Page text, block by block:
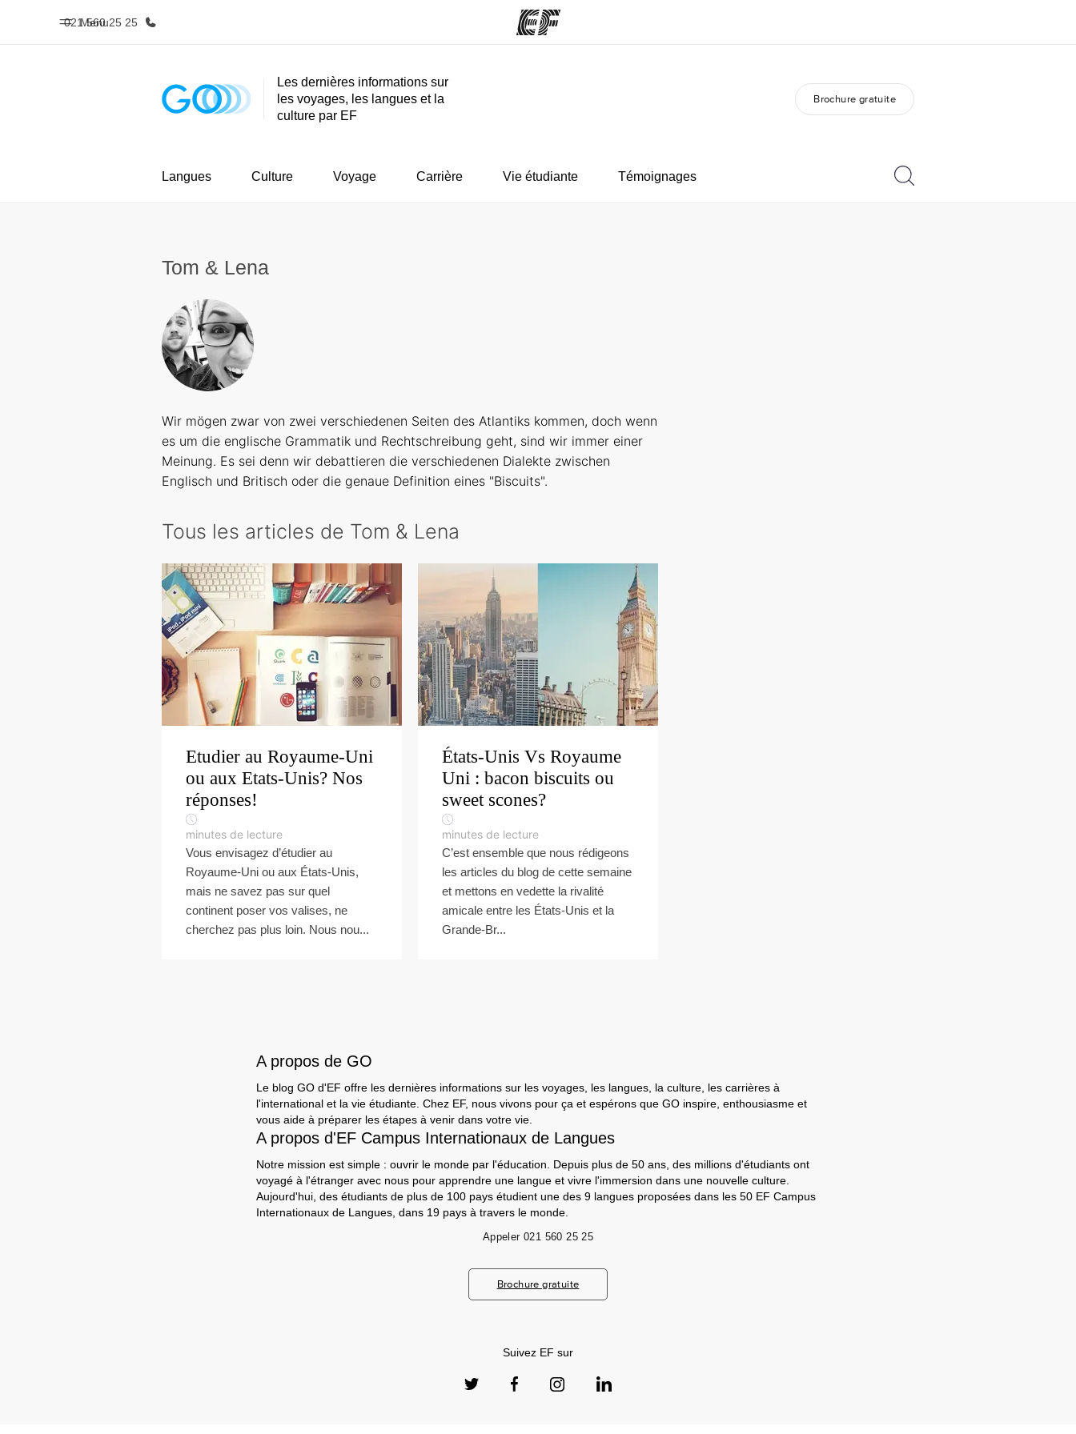
Menu
021 560 25 25
Accueil Programmes
Nos offres
EF recrute
Les dernières informations sur
les voyages, les langues et la
culture par EF
Brochure gratuite
Langues Culture Voyage Carrière Vie étudiante Témoignages
Tom & Lena
Wir mögen zwar von zwei verschiedenen Seiten des Atlantiks kommen, doch wenn
es um die englische Grammatik und Rechtschreibung geht, sind wir immer einer
Meinung. Es sei denn wir debattieren die verschiedenen Dialekte zwischen
Englisch und Britisch oder die genaue Definition eines "Biscuits".
Tous les articles de Tom & Lena
Etudier au Royaume-Uni
ou aux Etats-Unis? Nos
réponses!
minutes de lecture
Vous envisagez d’étudier au
Royaume-Uni ou aux États-Unis,
mais ne savez pas sur quel
continent poser vos valises, ne
cherchez pas plus loin. Nous nou...
États-Unis Vs Royaume
Uni : bacon biscuits ou
sweet scones?
minutes de lecture
C’est ensemble que nous rédigeons
les articles du blog de cette semaine
et mettons en vedette la rivalité
amicale entre les États-Unis et la
Grande-Br...
A propos de GO
Le blog GO d'EF offre les dernières informations sur les voyages, les langues, la culture, les carrières à
l'international et la vie étudiante. Chez EF, nous vivons pour ça et espérons que GO inspire, enthousiasme et
vous aide à préparer les étapes à venir dans votre vie.
A propos d'EF Campus Internationaux de Langues
Notre mission est simple : ouvrir le monde par l'éducation. Depuis plus de 50 ans, des millions d'étudiants ont
voyagé à l'étranger avec nous pour apprendre une langue et vivre l'immersion dans une nouvelle culture.
Aujourd'hui, des étudiants de plus de 100 pays étudient une des 9 langues proposées dans les 50 EF Campus
Internationaux de Langues, dans 19 pays à travers le monde.
Appeler 021 560 25 25
Brochure gratuite
Suivez EF sur